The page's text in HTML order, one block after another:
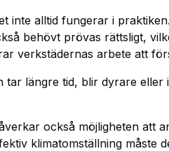
inte alltid fungerar i
behövt prövas rättsligt,
verkstädernas arbete att
tar längre tid, blir dyrare eller
också möjligheten att
klimatomställning måste